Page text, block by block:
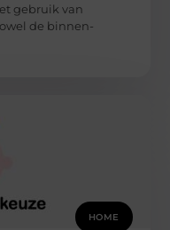
gebruik van
de binnen-
HOME